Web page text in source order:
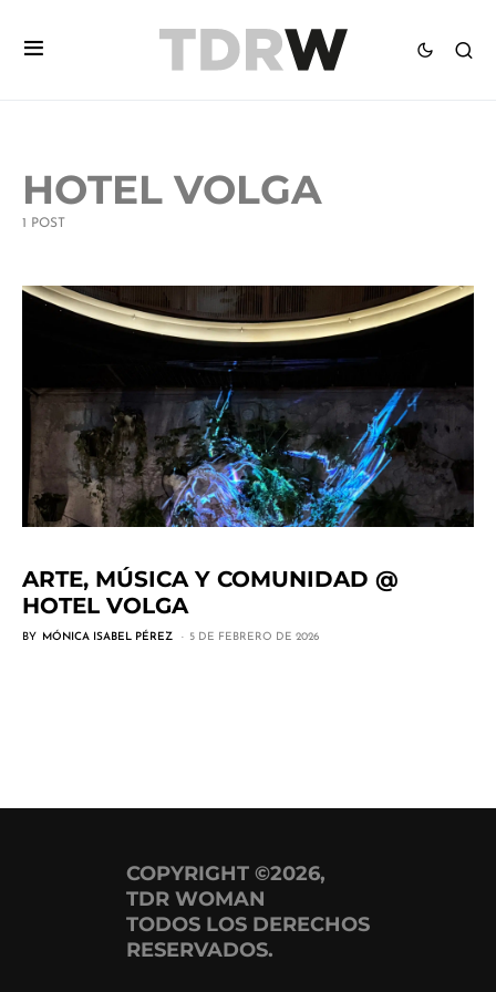
HOTEL VOLGA
1 POST
ARTE, MÚSICA Y COMUNIDAD @
HOTEL VOLGA
BY MÓNICA ISABEL PÉREZ 5 DE FEBRERO DE 2026
COPYRIGHT ©2026,
TDR WOMAN
TODOS LOS DERECHOS
RESERVADOS.